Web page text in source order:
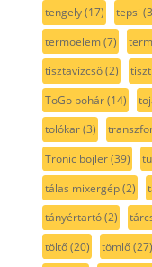
tengely(17) tepsi
termoelem(7)
tisztavízcső(2)
ToGo pohár(14)
tolókar(3)
Tronic bojler(39)
tálas mixergép(2)
tányértartó(2)
töltő(20) tömlő(27)